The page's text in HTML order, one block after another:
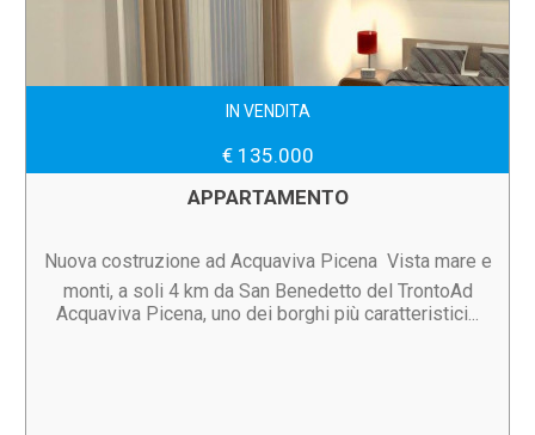
IN VENDITA
€ 135.000
APPARTAMENTO
Nuova costruzione ad Acquaviva Picena  Vista mare e
monti, a soli 4 km da San Benedetto del TrontoAd
Acquaviva Picena, uno dei borghi più caratteristici...